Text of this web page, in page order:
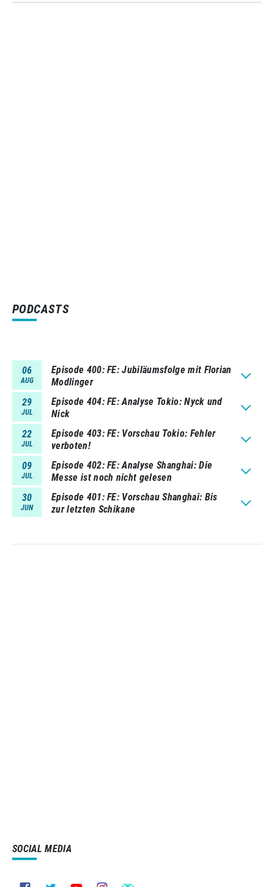
PODCASTS
06
AUG
Episode 400 FE: Jubiläumsfolge mit Florian
Modlinger
29
JUL
Episode 404 FE: Analyse Tokio: Nyck und
Nick
22
JUL
Episode 403 FE: Vorschau Tokio: Fehler
verboten!
09
JUL
Episode 402 FE: Analyse Shanghai: Die
Messe ist noch nicht gelesen
30
JUN
Episode 401 FE: Vorschau Shanghai: Bis
zur letzten Schikane
SOCIAL MEDIA